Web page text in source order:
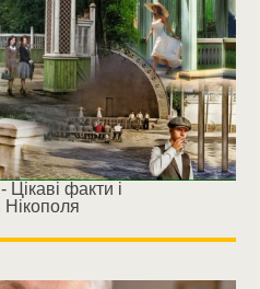
Цікаві факти і
Нікополя